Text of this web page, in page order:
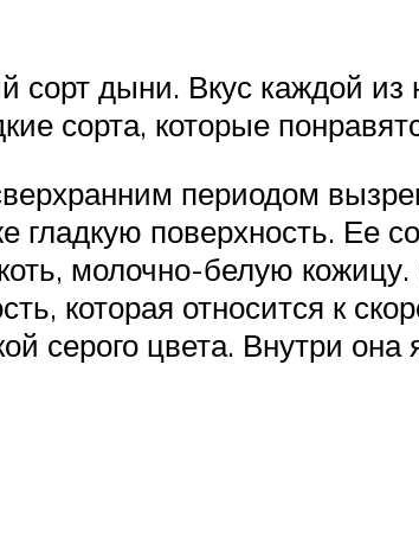
сорт дыни. Вкус каждой
сорта, которые
периодом
гладкую поверхность. Ее
молочно-белую
которая относится к
серого цвета. Внутри она